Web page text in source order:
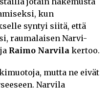
kun
syntyi siitä, että
raumalaisen Narvi-
Raimo Narvila kertoo.
mutta ne eivät
Narvila